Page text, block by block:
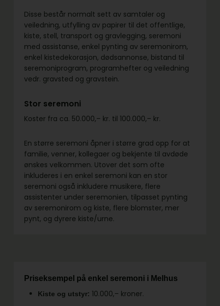
Disse består normalt sett av samtaler og
veiledning, utfylling av papirer til det offentlige,
kiste, stell, transport og gravlegging, seremoni
med assistanse, enkel pynting av seremonirom,
enkel kistedekorasjon, dødsannonse, bistand til
seremoniprogram, programhefter og veiledning
vedr. gravsted og gravstein.
Stor seremoni
Koster fra ca. 50.000,– kr. til 100.000,– kr.
En større seremoni åpner i større grad opp for at
familie, venner, kollegaer og bekjente til avdøde
ønskes velkommen. Utover det som ofte
inkluderes i en enkel seremoni kan en stor
seremoni også inkludere musikere, flere
assistenter under seremonien, tilpasset pynting
av seremonirom og kiste, flere blomster, mer
pynt, og dyrere kiste/urne.
Priseksempel på enkel seremoni i Melhus
Kiste og utstyr: 10.000,– kroner.